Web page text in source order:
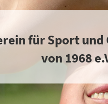
für Sport
von 1968